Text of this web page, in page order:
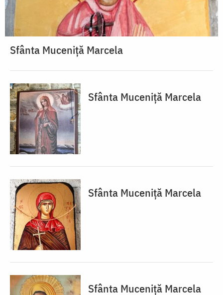
Sfânta Muceniță Marcela
Sfânta Muceniță Marcela
Sfânta Muceniță Marcela
Sfânta Muceniță Marcela